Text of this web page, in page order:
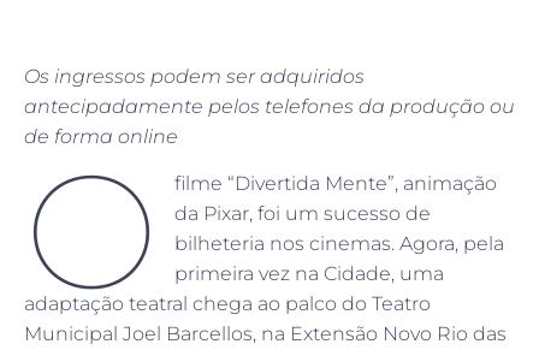
Os ingressos podem ser adquiridos
antecipadamente pelos telefones da produção ou
de forma online
O
filme “Divertida Mente”, animação
da Pixar, foi um sucesso de
bilheteria nos cinemas. Agora, pela
primeira vez na Cidade, uma
adaptação teatral chega ao palco do Teatro
Municipal Joel Barcellos, na Extensão Novo Rio das